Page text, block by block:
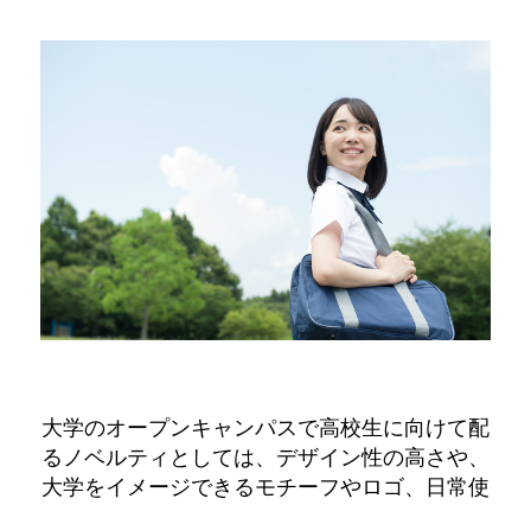
大学のオープンキャンパスで高校生に向けて配
るノベルティとしては、デザイン性の高さや、
大学をイメージできるモチーフやロゴ、日常使